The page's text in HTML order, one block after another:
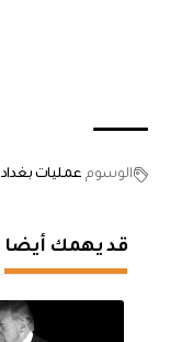
الوسوم عمليات بغداد
قد يهمك أيضا